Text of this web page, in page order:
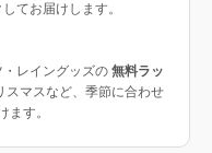
てお届けします。
レイングッズの 無料ラッ
マスなど、季節に合わせ
ます。